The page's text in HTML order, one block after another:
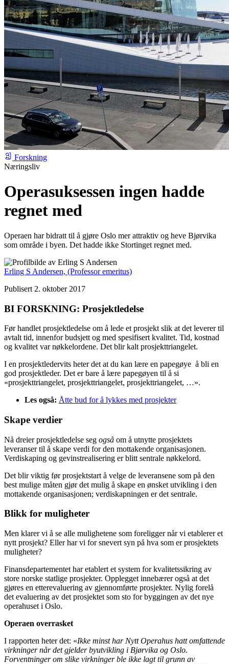
Forskning
Næringsliv
Operasuksessen ingen hadde
regnet med
Operaen har bidratt til å gjøre Oslo mer attraktiv og heve Bjørvika
som område i byen. Det hadde ikke Stortinget regnet med.
Erling S Andersen, (Professor emeritus)
Publisert 2. oktober 2017
BI FORSKNING: Prosjektledelse
Før handlet prosjektledelse om å lede et prosjekt slik at det leverer til
avtalt tid, innenfor budsjett og med spesifisert kvalitet. Tid, kostnad
og kvalitet var nøkkelordene. Det blir kalt prosjekttriangelet.
I en prosjektledervits heter det at du kan lære en papegøye å bli en
god prosjektleder. Det er bare å lære papegøyen til å si
«prosjekttriangelet, prosjekttriangelet, prosjekttriangelet, …».
Les også: Åtte bud for å lykkes med prosjekter
Skape verdier
Nå dreier prosjektledelse seg også om å utnytte prosjektets
leveranser til å skape verdi for den mottakende organisasjonen.
Verdiskaping og gevinstrealisering er blitt sentrale nøkkelord.
Det blir viktig før prosjektstart å velge de leveransene som på den
best mulige måten gjør det mulig å skape en ønsket utvikling i den
mottakende organisasjonen; verdiskapningen er det sentrale.
Blikk for muligheter
Men klarer vi å se alle mulighetene som foreligger når vi etablerer et
nytt prosjekt? Eller har vi for snevert syn på hva som er prosjektets
muligheter?
Finansdepartementet har etablert et system for kvalitetssikring av
store norske statlige prosjekter. Opplegget innebærer også at det
gjøres en etterevaluering av gjennomførte prosjekter. Nylig forelå
det evaluering av det prosjektet som sto for byggingen av det nye
operahuset i Oslo.
Operaen overrasket
I rapporten heter det: «Ikke minst har Nytt Operahus hatt omfattende
virkninger når det gjelder byutvikling i Bjørvika og Oslo.
Forventninger om slike virkninger ble ikke lagt til grunn av